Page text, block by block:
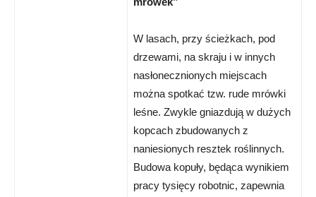
W lasach, przy ścieżkach, pod
drzewami, na skraju i w innych
nasłonecznionych miejscach
można spotkać tzw. rude mrówki
leśne. Zwykle gniazdują w dużych
kopcach zbudowanych z
naniesionych resztek roślinnych.
Budowa kopuły, będąca wynikiem
pracy tysięcy robotnic, zapewnia